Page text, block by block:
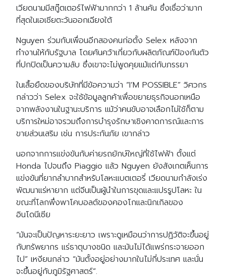
Search
for: Search
เวียดนามมีสกู๊ตเตอร์ไฟฟ้ามากกว่า 1 ล้านคัน ซึ่งเชื่อว่ามาก
ที่สุดในเอเชียตะวันออกเฉียงใต้
Nguyen ร่วมกับเพื่อนอีกสองคนก่อตั้ง Selex หลังจาก
ทำงานให้กับรัฐบาล โดยค้นคว้าเกี่ยวกับผลิตภัณฑ์ป้องกันตัว
ที่ปกปิดเป็นความลับ ซึ่งเขาจะไม่พูดคุยแม้แต่กับภรรยา
ในเสื้อยืดของบริษัทที่มีข้อความว่า “I’M POSSIBLE” วิศวกร
กล่าวว่า Selex จะใช้ข้อมูลลูกค้าเพื่อขยายธุรกิจนอกเหนือ
จากพลังงานในฐานะบริการ แม้ว่าคนขับอาจเลือกไม่ใช้ก็ตาม
บริการใหม่อาจรวมถึงการบำรุงรักษาเชิงคาดการณ์และการ
ขายส่วนเสริม เช่น การประกันภัย เขากล่าว
นอกจากการแข่งขันกับค่ายรถยักษ์ใหญ่ที่ใช้ไฟฟ้า ตั้งแต่
Honda ไปจนถึง Piaggio แล้ว Nguyen ยังสังเกตเห็นการ
แข่งขันที่ยากลำบากสำหรับโลหะแบตเตอรี่ เวียดนามกำลังเร่ง
พัฒนาแร่หายาก แต่จีนเป็นผู้นำในการขุดและแปรรูปโลหะ ใน
ขณะที่โลกพึ่งพาโคบอลต์ของคองโกและนิกเกิลของ
อินโดนีเซีย
“มันจะเป็นปัญหาระยะยาว เพราะดูเหมือนว่าการปฏิวัติจะขึ้นอยู่
กับทรัพยากร แร่ธาตุบางชนิด และมันไม่ได้แพร่กระจายออก
ไป” เหงียนกล่าว “มันตั้งอยู่อย่างมากในไม่กี่ประเทศ และนั่น
จะขึ้นอยู่กับภูมิรัฐศาสตร์”.